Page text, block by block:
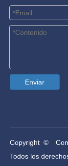
Enviar
Copyright ©
Todos los